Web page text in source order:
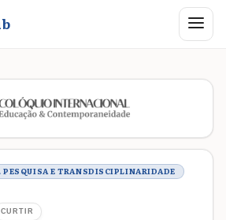
Abrir
trabalho
PESQUISA E TRANSDISCIPLINARIDADE
CURTIR